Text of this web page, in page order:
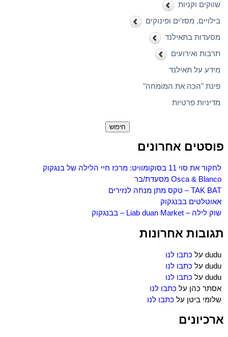
שווקים וקניות
בילויים, מסז'ים ופינוקים
מסעדות בתאילנד
תרבות ואירועים
מידע על תאילנד
פינת "הכה את המומחה"
מדיניות פרטיות
פוסטים אחרונים
לחקור את סוי 11 בסוקומוויט: מרכז חיי הלילה של בנגקוק
Osca & Blanco מסעדת/בר
TAK BAT – טקס מתן מנחה לנזירים
אאוטלטים בבנגקוק
שוק לילה – Liab duan Market – בבנגקוק
תגובות אחרונות
dudu על כתבו לנו
dudu על כתבו לנו
dudu על כתבו לנו
אסתר כהן על כתבו לנו
שלומי ביטן על כתבו לנו
ארכיונים